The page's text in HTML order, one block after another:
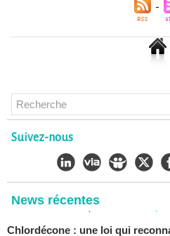
Suivez-nous
News récentes
Chlordécone : un non-lieu
vers la Cour de cassation
30/06/2026
CHLORDÉCONE Déclaration de
LÈGUEVAQUES (CLE), avocat
Chlordécone : une loi qui
02/06/2026 -Christophe